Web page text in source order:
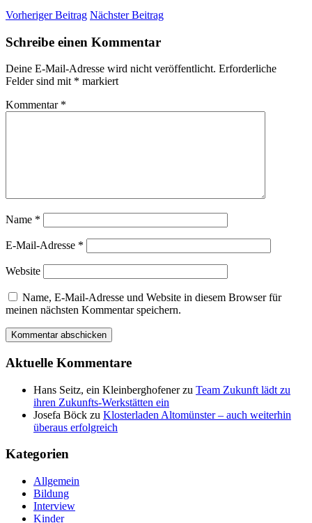
Vorheriger Beitrag Nächster Beitrag
Schreibe einen Kommentar
Deine E-Mail-Adresse wird nicht veröffentlicht. Erforderliche
Felder sind mit * markiert
Kommentar *
Name *
E-Mail-Adresse *
Website
Name, E-Mail-Adresse und Website in diesem Browser für
meinen nächsten Kommentar speichern.
Aktuelle Kommentare
Hans Seitz, ein Kleinberghofenerzu Team Zukunft lädt zu
ihren Zukunfts-Werkstätten ein
Josefa Böck zu Klosterladen Altomünster – auch weiterhin
überaus erfolgreich
Kategorien
Allgemein
Bildung
Interview
Kinder